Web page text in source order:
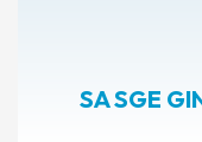
SA SGE